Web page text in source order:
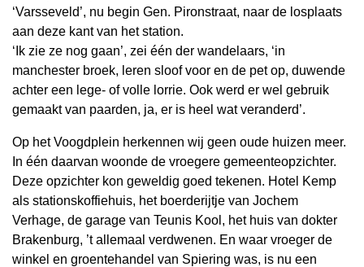
‘Varsseveld’, nu begin Gen. Pironstraat, naar de losplaats
aan deze kant van het station.
‘Ik zie ze nog gaan’, zei één der wandelaars, ‘in
manchester broek, leren sloof voor en de pet op, duwende
achter een lege- of volle lorrie. Ook werd er wel gebruik
gemaakt van paarden, ja, er is heel wat veranderd’.
Op het Voogdplein herkennen wij geen oude huizen meer.
In één daarvan woonde de vroegere gemeenteopzichter.
Deze opzichter kon geweldig goed tekenen. Hotel Kemp
als stationskoffiehuis, het boerderijtje van Jochem
Verhage, de garage van Teunis Kool, het huis van dokter
Brakenburg, ’t allemaal verdwenen. En waar vroeger de
winkel en groentehandel van Spiering was, is nu een